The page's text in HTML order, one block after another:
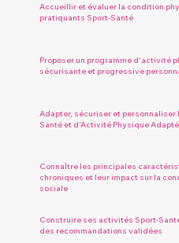
Accueillir et évaluer la condition
pratiquants Sport-Santé
Proposer un programme d'activité
sécurisante et progressive
Adapter, sécuriser et
Santé et d'Activité Physique
Connaître les principales
chroniques et leur impact sur la
sociale
Construire ses activités Sport-
des recommandations validées